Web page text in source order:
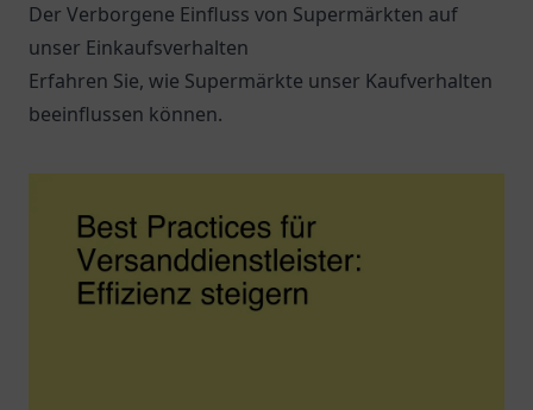
Der Verborgene Einfluss von Supermärkten auf
unser Einkaufsverhalten
Erfahren Sie, wie Supermärkte unser Kaufverhalten
beeinflussen können.